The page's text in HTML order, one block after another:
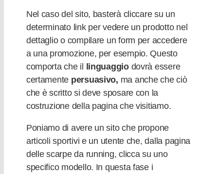
Nel caso del sito, basterà cliccare su un
determinatolink per vedere un prodotto nel
dettaglio o compilare un form per accedere
a una promozione, per esempio. Questo
comporta che il linguaggiodovrà essere
certamente persuasivo, ma anche che ciò
che è scritto si deve sposare con la
costruzione della pagina che visitiamo.
Poniamo di avere un sito che propone
articoli sportivi e un utente che, dalla pagina
delle scarpe da running, clicca su uno
specifico modello. In questa fase i